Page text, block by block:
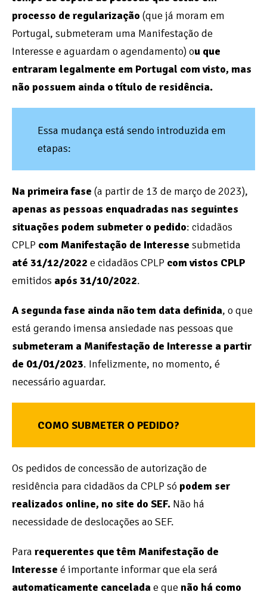
processo de regularização (que já moram em
Portugal, submeteram uma Manifestação de
Interesse e aguardam o agendamento) ou que
entraram legalmente em Portugal com visto, mas
não possuem ainda o título de residência.
Essa mudança está sendo introduzida em
etapas:
Na primeira fase (a partir de 13 de março de 2023),
apenas as pessoas enquadradas nas seguintes
situações podem submeter o pedido: cidadãos
CPLP com Manifestação de Interesse submetida
até 31/12/2022 e cidadãos CPLP com vistos CPLP
emitidos após 31/10/2022.
A segunda fase ainda não tem data definida, o que
está gerando imensa ansiedade nas pessoas que
submeteram a Manifestação de Interesse a partir
de 01/01/2023. Infelizmente, no momento, é
necessário aguardar.
COMO SUBMETER O PEDIDO?
Os pedidos de concessão de autorização de
residência para cidadãos da CPLP só podem ser
realizados online, no site do SEF. Não há
necessidade de deslocações ao SEF.
Para requerentes que têm Manifestação de
Interesse é importante informar que ela será
automaticamente canceladae que não há como